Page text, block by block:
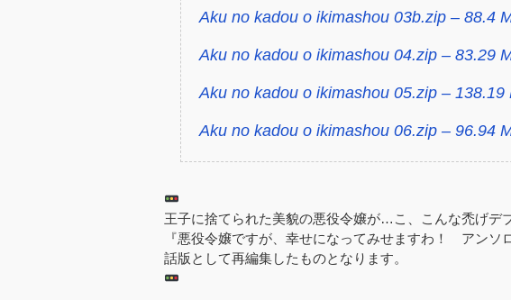
Aku no kadou o ikimashou 03b.zip – 88.4
Aku no kadou o ikimashou 04.zip – 83.29
Aku no kadou o ikimashou 05.zip – 138.19
Aku no kadou o ikimashou 06.zip – 96.94
王子に捨てられた美貌の悪役令嬢が…こ、こんな禿げ
『悪役令嬢ですが、幸せになってみせますわ！ アンソ
話版として再編集したものとなります。